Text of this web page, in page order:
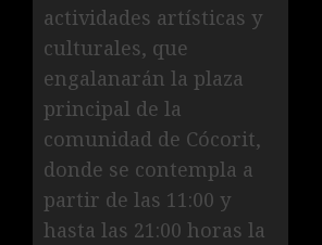
actividades artísticas y
culturales, que
engalanarán la plaza
principal de la
comunidad de Cócorit,
donde se contempla a
partir de las 11:00 y
hasta las 21:00 horas la